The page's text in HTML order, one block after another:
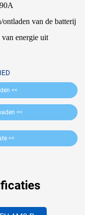
van de batterij
energie uit
<<
<<
<<